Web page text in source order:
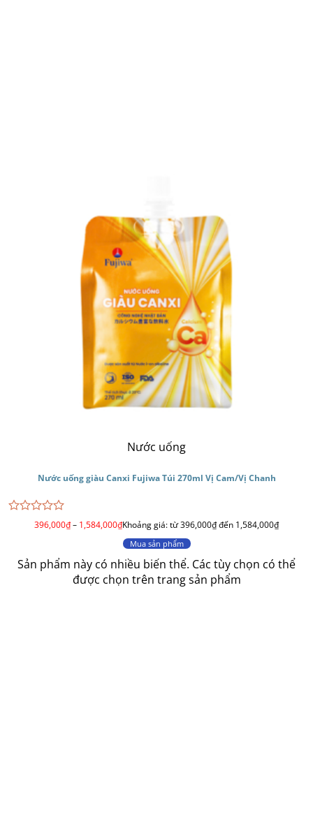
Nước uống
Nước uống giàu Canxi Fujiwa Túi 270ml Vị Cam/Vị Chanh
396,000₫– 1,584,000₫Khoảng giá: từ 396,000₫ đến 1,584,000₫
Mua sản phẩm
Sản phẩm này có nhiều biến thể. Các tùy chọn có thể
được chọn trên trang sản phẩm